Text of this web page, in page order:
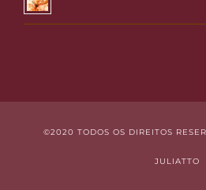
©2020 TODOS OS DIREITOS
JULIATTO